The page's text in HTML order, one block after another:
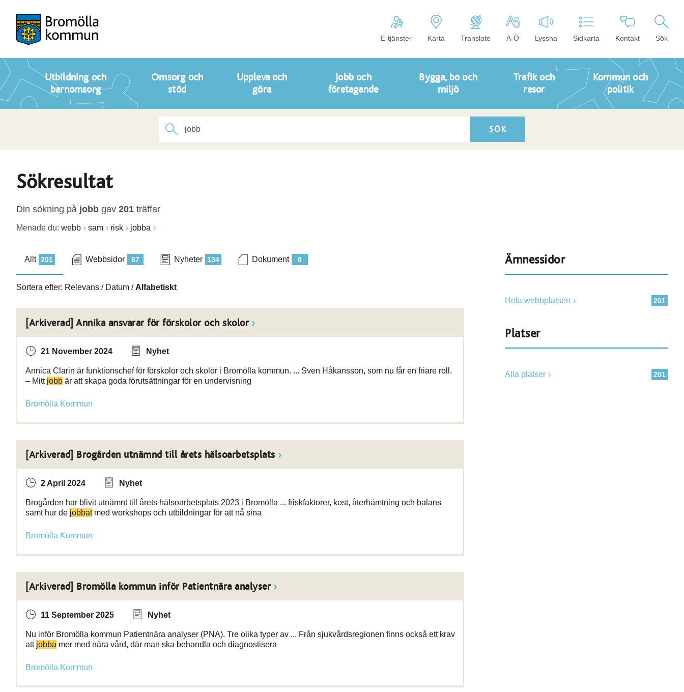
E-tjänster Karta Translate A-Ö Lyssna Sidkarta Kontakt Sök
Utbildning och
barnomsorg
Omsorg och
stöd
Uppleva och
göra
Jobb och
företagande
Bygga, bo och
miljö
Trafik och
resor
Kommun och
politik
Sökresultat
Din sökning på jobb gav 201 träffar
Menade du: webb sam risk jobba
201
Allt 67
Webbsidor 134
Nyheter 0
Dokument
Sortera efter: Relevans / Datum / Alfabetiskt
[Arkiverad] Annika ansvarar för förskolor och skolor
21 November 2024 Nyhet
Annica Clarin är funktionschef för förskolor och skolor i Bromölla kommun. ... Sven Håkansson, som nu får en friare roll.
– Mitt jobb är att skapa goda förutsättningar för en undervisning
Bromölla Kommun
[Arkiverad] Brogården utnämnd till årets hälsoarbetsplats
2 April 2024 Nyhet
Brogården har blivit utnämnt till årets hälsoarbetsplats 2023 i Bromölla ... friskfaktorer, kost, återhämtning och balans
samt hur de jobbatmed workshops och utbildningar för att nå sina
Bromölla Kommun
[Arkiverad] Bromölla kommun inför Patientnära analyser
11 September 2025 Nyhet
Nu inför Bromölla kommun Patientnära analyser (PNA). Tre olika typer av ... Från sjukvårdsregionen finns också ett krav
att jobba mer med nära vård, där man ska behandla och diagnostisera
Bromölla Kommun
Ämnessidor
201
Hela webbplatsen
Platser
201
Alla platser